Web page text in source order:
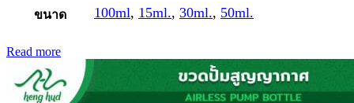
ขนาด 100ml, 15ml., 30ml., 50ml.
Read more